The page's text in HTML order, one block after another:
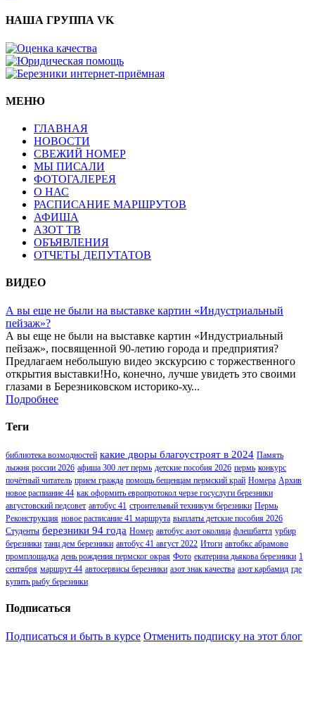
НАША ГРУППА VK
МЕНЮ
ГЛАВНАЯ
НОВОСТИ
СВЕЖИЙ НОМЕР
МЫ ПИСАЛИ
ФОТОГАЛЕРЕЯ
О НАС
РАСПИСАНИЕ МАРШРУТОВ
АФИША
АЗОТ ТВ
ОБЪЯВЛЕНИЯ
ОТЧЕТЫ ДЕПУТАТОВ
ВИДЕО
А вы еще не были на выставке картин «Индустриальный
пейзаж»?
А вы еще не были на выставке картин «Индустриальный
пейзаж», посвященной 90-летию города и предприятия?
Предлагаем небольшую видео экскурсию с торжественного
открытия выставки!Но, конечно, лучше увидеть это своими
глазами в Березниковском историко-ху...
Подробнее
Теги
библиотека возмодностей какие дворы благоустроят в 2024 Память
лыжня россии 2026 афиша 300 лет пермь детские пособия 2026 пермь конкурс
почётный читатель прием гражда помощь бещенцам пермский край Номера Архив
новое распиание 44 как оформить европротокол черзе госуслуги березники
августовский педсовет автобус 41 строительный техникум березники Пермь
Реконструкция новое расписание 41 маршрута выплаты детские пособия 2026
Студенты березники 94 года Номер автобус азот околица флешбаттл урбир
березники танц дем березники автобус 41 август 2022 Итоги автобкс абрамово
промплощадка день рождения пермског окрая Фото екатерина дьякова березники 1
сентября маршрут 44 автосервисы березники азот знак качества азот карбамид где
купить рыбу березники
Подписаться
Подписаться и быть в курсе Отменить подписку на этот блог